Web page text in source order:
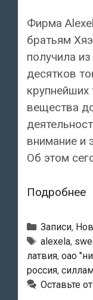
Фирма
братьям
получила
десятков
вещества
внимание и
Об этом
ПодробнееВ
Рубрики
Записи,
Метки
alexela,
латвия, оао
россия,
Оставьте